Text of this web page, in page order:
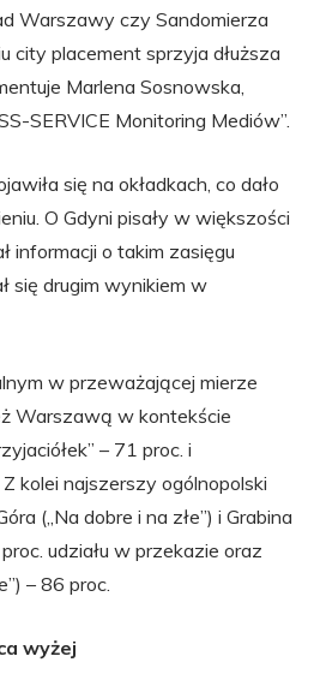
Warszawy czy Sandomierza
city placement sprzyja dłuższa
Marlena Sosnowska,
SERVICE Monitoring Mediów”.
się na okładkach, co dało
O Gdyni pisały w większości
informacji o takim zasięgu
się drugim wynikiem w
w przeważającej mierze
Warszawą w kontekście
– 71 proc. i
kolei najszerszy ogólnopolski
(„Na dobre i na złe”) i Grabina
udziału w przekazie oraz
– 86 proc.
wyżej